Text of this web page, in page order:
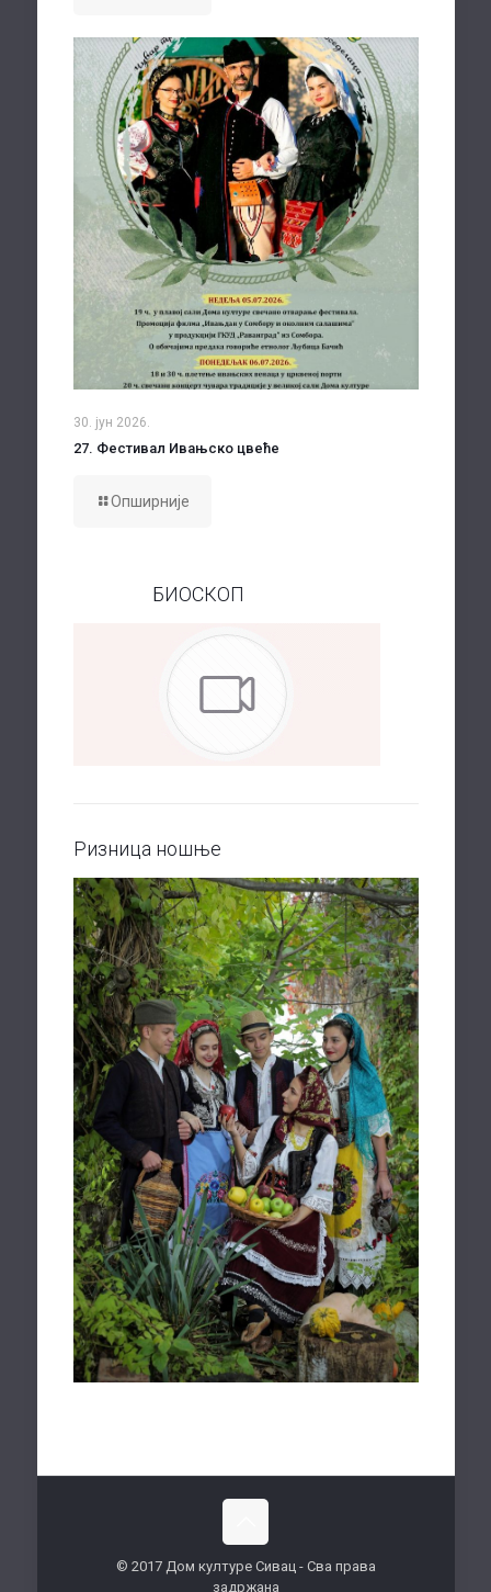
30. јун 2026.
27. Фестивал Ивањско цвеће
Опширније
БИОСКОП
Ризница ношње
© 2017 Дом културе Сивац - Сва права
задржана